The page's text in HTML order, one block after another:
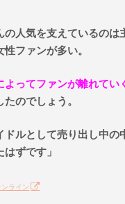
の人気を支えているのは
性ファンが多い。
よってファンが離れてい
たのでしょう。
ドルとして売り出し中の
ずです」
ライン